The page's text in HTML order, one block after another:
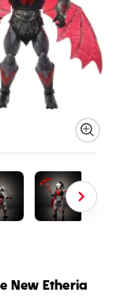
New Etheria